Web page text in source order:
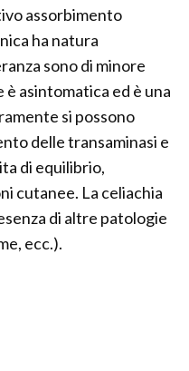
assorbimento
ha natura
sono di minore
asintomatica ed è una
si possono
delle transaminasi e
di equilibrio,
cutanee. La celiachia
di altre patologie
ecc.).